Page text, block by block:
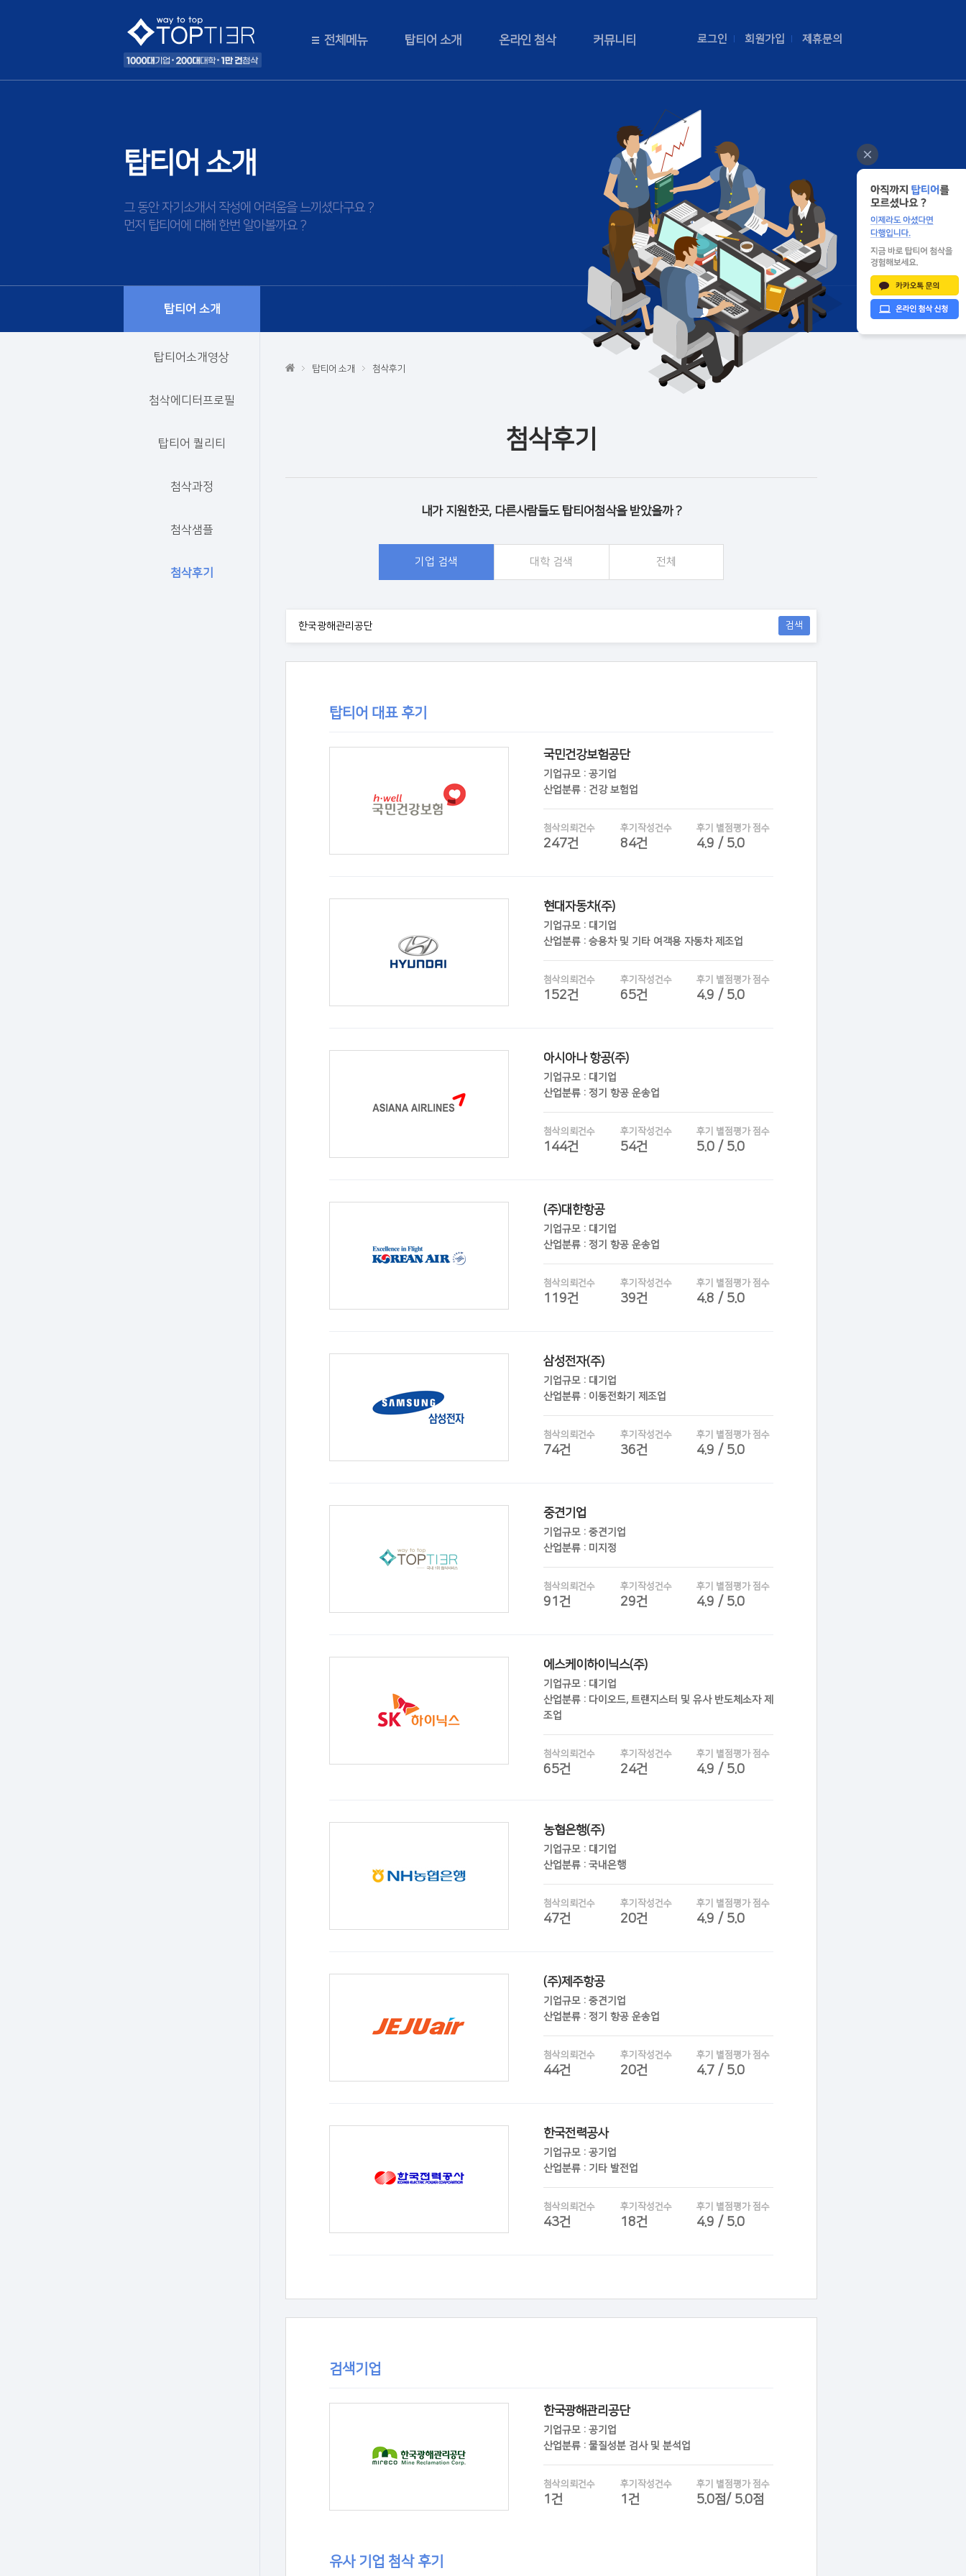
전체메뉴 탑티어 소개 온라인 첨삭 커뮤니티 로그인 회원가입 제휴문의
탑티어 소개
그 동안 자기소개서 작성에 어려움을 느끼셨다구요 ?
먼저 탑티어에 대해 한번 알아볼까요 ?
탑티어 소개
탑티어소개영상
첨삭에디터프로필
탑티어 퀄리티
첨삭과정
첨삭샘플
첨삭후기
탑티어 소개 첨삭후기
첨삭후기
내가 지원한곳, 다른사람들도 탑티어첨삭을 받았을까 ?
기업 검색 대학 검색 전체
검색
탑티어 대표 후기
국민건강보험공단
기업규모 : 공기업
산업분류 : 건강 보험업
첨삭의뢰건수
247건
후기작성건수
84건
후기 별점평가 점수
4.9 / 5.0
현대자동차(주)
기업규모 : 대기업
산업분류 : 승용차 및 기타 여객용 자동차 제조업
첨삭의뢰건수
152건
후기작성건수
65건
후기 별점평가 점수
4.9 / 5.0
아시아나 항공(주)
기업규모 : 대기업
산업분류 : 정기 항공 운송업
첨삭의뢰건수
144건
후기작성건수
54건
후기 별점평가 점수
5.0 / 5.0
(주)대한항공
기업규모 : 대기업
산업분류 : 정기 항공 운송업
첨삭의뢰건수
119건
후기작성건수
39건
후기 별점평가 점수
4.8 / 5.0
삼성전자(주)
기업규모 : 대기업
산업분류 : 이동전화기 제조업
첨삭의뢰건수
74건
후기작성건수
36건
후기 별점평가 점수
4.9 / 5.0
중견기업
기업규모 : 중견기업
산업분류 : 미지정
첨삭의뢰건수
91건
후기작성건수
29건
후기 별점평가 점수
4.9 / 5.0
에스케이하이닉스(주)
기업규모 : 대기업
산업분류 : 다이오드, 트랜지스터 및 유사 반도체소자 제
조업
첨삭의뢰건수
65건
후기작성건수
24건
후기 별점평가 점수
4.9 / 5.0
농협은행(주)
기업규모 : 대기업
산업분류 : 국내은행
첨삭의뢰건수
47건
후기작성건수
20건
후기 별점평가 점수
4.9 / 5.0
(주)제주항공
기업규모 : 중견기업
산업분류 : 정기 항공 운송업
첨삭의뢰건수
44건
후기작성건수
20건
후기 별점평가 점수
4.7 / 5.0
한국전력공사
기업규모 : 공기업
산업분류 : 기타 발전업
첨삭의뢰건수
43건
후기작성건수
18건
후기 별점평가 점수
4.9 / 5.0
검색기업
한국광해관리공단
기업규모 : 공기업
산업분류 : 물질성분 검사 및 분석업
첨삭의뢰건수
1건
후기작성건수
1건
후기 별점평가 점수
5.0점/ 5.0점
유사 기업 첨삭 후기